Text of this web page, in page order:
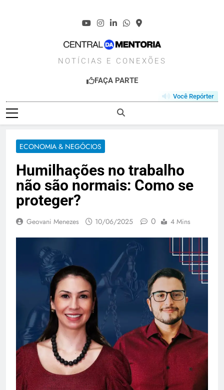
NOTÍCIAS E CONEXÕES
FAÇA PARTE
Você Repórter
ECONOMIA & NEGÓCIOS
Humilhações no trabalho
não são normais: Como se
proteger?
Geovani Menezes 10/06/2025 0 4 Mins